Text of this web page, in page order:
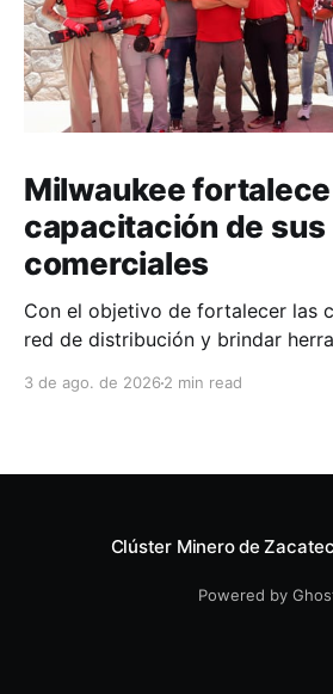
Milwaukee
capacitación de
comerciales
Con el objetivo de fortalecer las
red de distribución y brindar
técnico, Milwaukee llevó a cabo
3 de ago. de 2026 2 min read
Clúster Minero de
Powered by